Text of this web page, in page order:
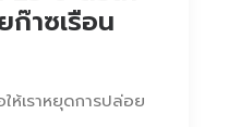
ก๊าซเรือน
ห้เราหยุดการปล่อย